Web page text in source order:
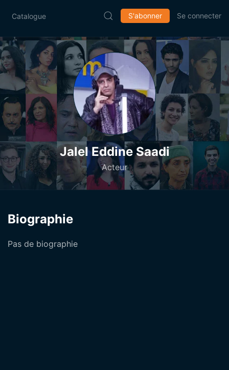
Catalogue S'abonner Se connecter
Jalel Eddine Saadi
Acteur
Biographie
Pas de biographie